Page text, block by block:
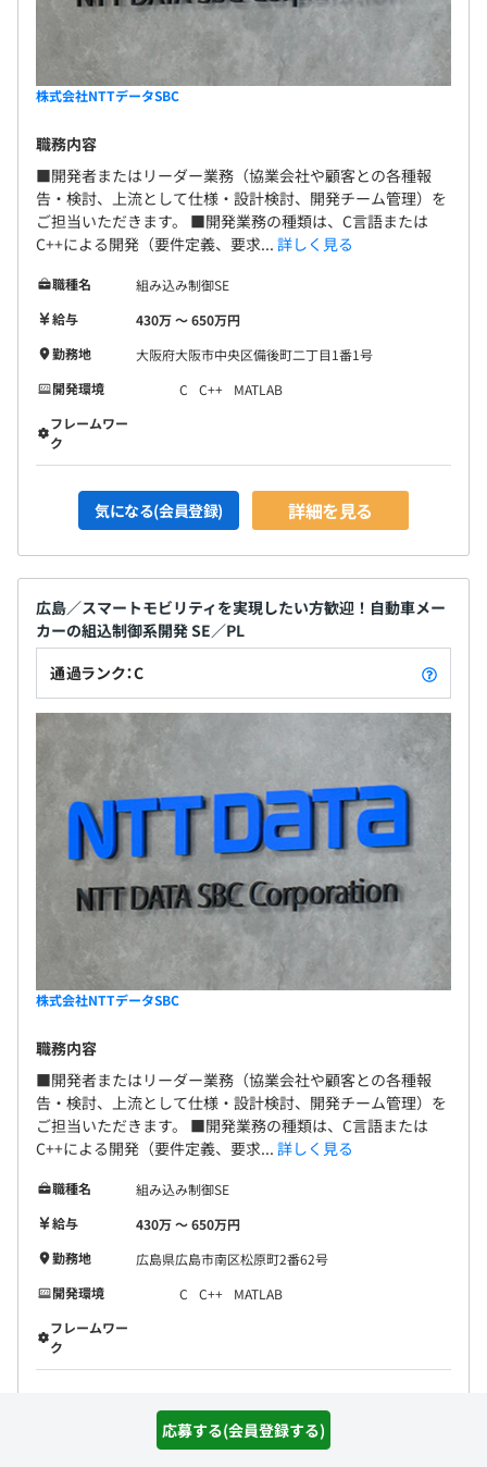
応募する(会員登録する)
株式会社NTTデータSBC
職務内容
■開発者またはリーダー業務（協業会社や顧客との各種報
告・検討、上流として仕様・設計検討、開発チーム管理）を
ご担当いただきます。 ■開発業務の種類は、C言語または
C++による開発（要件定義、要求... 詳しく見る
職種名
組み込み制御SE
給与
430万 〜 650万円
勤務地
大阪府大阪市中央区備後町二丁目1番1号
開発環境
C C++
MATLAB
フレームワー
ク
気になる(会員登録) 詳細を見る
広島／スマートモビリティを実現したい方歓迎！自動車メー
カーの組込制御系開発 SE／PL
通過ランク：C
株式会社NTTデータSBC
職務内容
■開発者またはリーダー業務（協業会社や顧客との各種報
告・検討、上流として仕様・設計検討、開発チーム管理）を
ご担当いただきます。 ■開発業務の種類は、C言語または
C++による開発（要件定義、要求... 詳しく見る
職種名
組み込み制御SE
給与
430万 〜 650万円
勤務地
広島県広島市南区松原町2番62号
開発環境
C C++
MATLAB
フレームワー
ク
気になる(会員登録) 詳細を見る